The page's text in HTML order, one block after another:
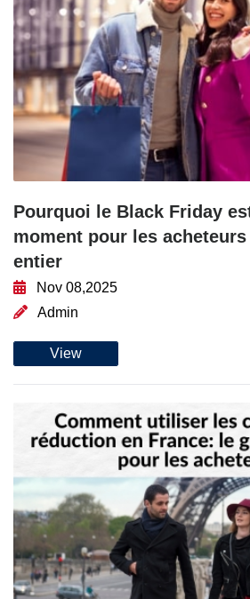
Pourquoi le Black Friday
moment pour les
entier
Nov 08,2025
Admin
View